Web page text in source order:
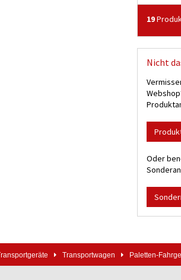
19
Nicht
Oder
Transportwagen Paletten-